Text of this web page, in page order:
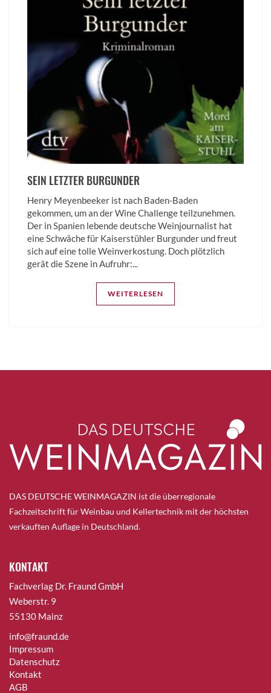
SEIN LETZTER BURGUNDER
Henry Meyenbeeker ist nach Baden-Baden
gekommen, um an der Wine Challenge teilzunehmen.
Der in Spanien lebende deutsche Weinjournalist hat
eine Schwäche für Kaiserstühler Burgunder und freut
sich auf eine tolle Weinverkostung. Doch plötzlich
gerät die Szene in Aufruhr:...
WEITERLESEN
DAS DEUTSCHE WEINMAGAZIN ist die überregionale
Fachzeitschrift für Weinbau und Kellertechnik mit der höchsten
verkauften Auflage in Deutschland.
KONTAKT
Fachverlag Dr. Fraund GmbH
Weberstr. 9
55130 Mainz
info@fraund.de
Impressum
Datenschutz
Kontakt
AGB